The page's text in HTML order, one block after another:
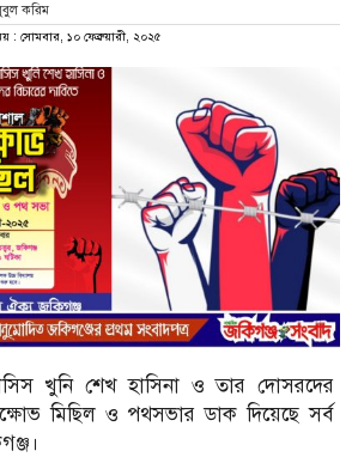
করিম
: সোমবার, ১০ ফেব্রুয়ারী, ২০২৫
খুনি শেখ হাসিনা ও তার দোসরদের
মিছিল ও পথসভার ডাক দিয়েছে সর্ব